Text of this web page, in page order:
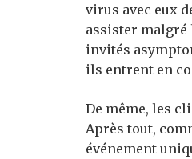
virus avec eux
assister malgré
invités
ils entrent en
De même, les
Après tout,
événement